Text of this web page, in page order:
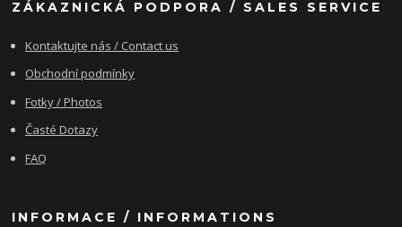
ZÁKAZNICKÁ PODPORA / SALES SERVICE
Kontaktujte nás / Contact us
Obchodní podmínky
Fotky / Photos
Časté Dotazy
FAQ
INFORMACE / INFORMATIONS